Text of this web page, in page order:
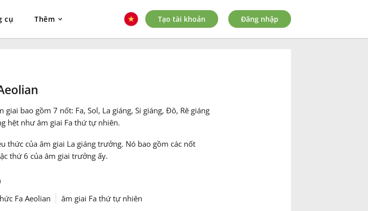
cụ Thêm Tạo tài khoản Đăng nhập
giai bao gồm 7 nốt: Fa, Sol, La giáng, Si giáng, Đô, Rê giáng
hệt như âm giai Fa thứ tự nhiên.
thức của âm giai La giáng trưởng. Nó bao gồm các nốt
thứ 6 của âm giai trưởng ấy.
Fa Aeolian âm giai Fa thứ tự nhiên